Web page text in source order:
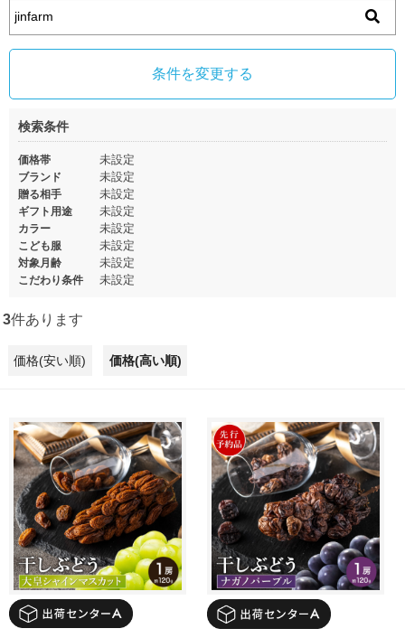
条件を変更する
検索条件
価格帯 未設定
ブランド 未設定
贈る相手 未設定
ギフト用途 未設定
カラー 未設定
こども服 未設定
対象月齢 未設定
こだわり条件 未設定
3件あります
価格(安い順) 価格(高い順)